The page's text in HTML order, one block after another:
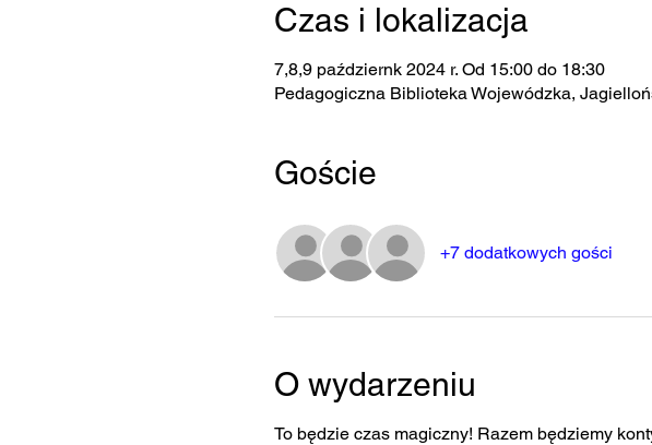
Czas i lokalizacja
7,8,9 październk 2024 r. Od 15:00 do 18:30
Pedagogiczna Biblioteka Wojewódzka,
Goście
+7 dodatkowych gości
O wydarzeniu
To będzie czas magiczny! Razem będziemy